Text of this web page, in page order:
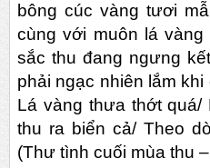
bông cúc vàng tươi
cùng với muôn lá
sắc thu đang ngưng
phải ngạc nhiên lắm
Lá vàng thưa thớt quá/
thu ra biển cả/ Theo
(Thư tình cuối mùa thu